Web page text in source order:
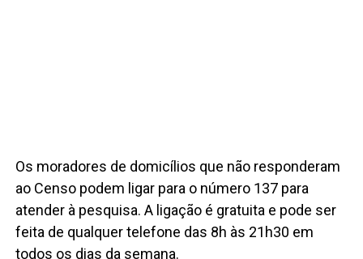
Os moradores de domicílios que não responderam
ao Censo podem ligar para o número 137 para
atender à pesquisa. A ligação é gratuita e pode ser
feita de qualquer telefone das 8h às 21h30 em
todos os dias da semana.